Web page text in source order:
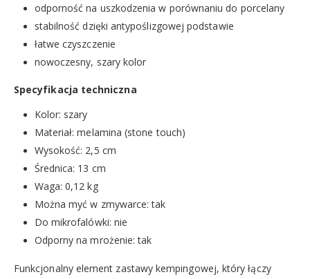
odporność na uszkodzenia w porównaniu do porcelany
stabilność dzięki antypoślizgowej podstawie
łatwe czyszczenie
nowoczesny, szary kolor
Specyfikacja techniczna
Kolor: szary
Materiał: melamina (stone touch)
Wysokość: 2,5 cm
Średnica: 13 cm
Waga: 0,12 kg
Można myć w zmywarce: tak
Do mikrofalówki: nie
Odporny na mrożenie: tak
Funkcjonalny element zastawy kempingowej, który łączy